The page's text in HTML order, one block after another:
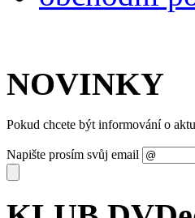
NOVINKY
Pokud chcete být informování o
Napište prosím svůj email